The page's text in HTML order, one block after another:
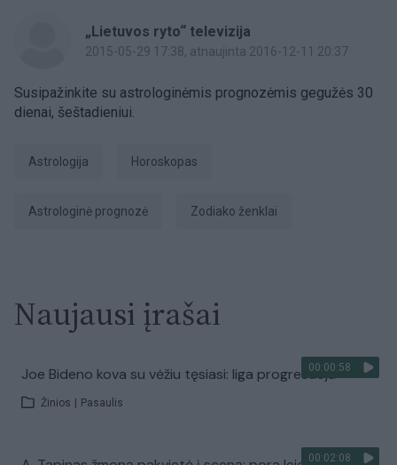
„Lietuvos ryto“ televizija
2015-05-29 17:38, atnaujinta 2016-12-11 20:37
Susipažinkite su astrologinėmis prognozėmis gegužės 30
dienai, šeštadieniui.
Astrologija Horoskopas
astrologinė prognozė Zodiako ženklai
Naujausi įrašai
00:00:58
Joe Bideno kova su vėžiu tęsiasi: liga progresuoja
Žinios Pasaulis
00:02:08